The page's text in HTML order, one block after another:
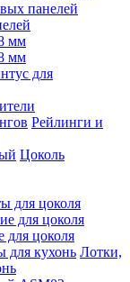
панелей
мм
мм
для
Рейлинги и
Цоколь
для цоколя
для цоколя
для цоколя
Лотки,